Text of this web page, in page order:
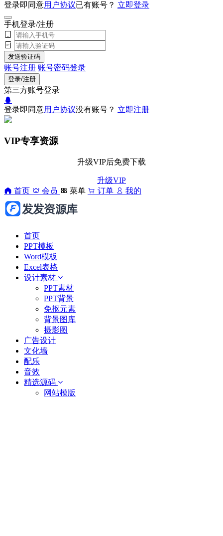
登录即同意用户协议已有账号？ 立即登录
手机登录/注册
发送验证码
账号注册 账号密码登录
登录/注册
第三方账号登录
登录即同意用户协议没有账号？ 立即注册
VIP专享资源
升级VIP后免费下载
升级VIP
首页
会员 菜单 订单 我的
首页
PPT模板
Word模板
Excel表格
设计素材
PPT素材
PPT背景
免抠元素
背景图库
摄影图
广告设计
文化墙
配乐
音效
精选源码
网站模版